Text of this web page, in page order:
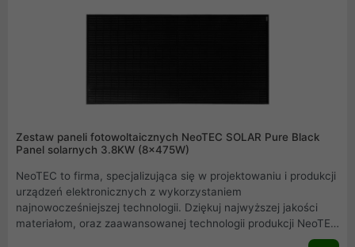
Zestaw paneli fotowoltaicznych NeoTEC SOLAR Pure Black
Panel solarnych 3.8KW (8x475W)
NeoTEC to firma, specjalizująca się w projektowaniu i produkcji
urządzeń elektronicznych z wykorzystaniem
najnowocześniejszej technologii. Dziękuj najwyższej jakości
materiałom, oraz zaawansowanej technologii produkcji NeoTEC
dołączył do grona czołowych producentów paneli słonecznych